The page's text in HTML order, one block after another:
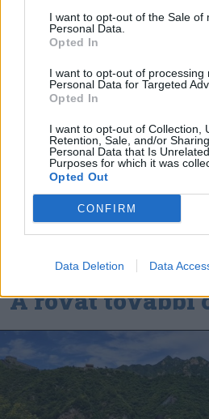
I want to opt-out of the Sale of
Personal Data.
Opted In
I want to opt-out of processing
Personal Data for Targeted
Opted In
I want to opt-out of Collection,
Retention, Sale, and/or
Personal Data that Is
Purposes for which it was
Opted Out
CONFIRM
Data Deletion Data
Súlyos
hónapra
Nőileg
Sándor
menjünk!
A rovat további